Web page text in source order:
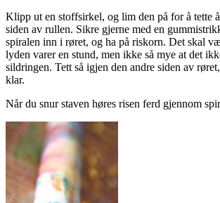
Klipp ut en stoffsirkel, og lim den på for å tette
siden av rullen. Sikre gjerne med en
spiralen inn i røret, og ha på riskorn. Det skal
lyden varer en stund, men ikke så mye at det
sildringen. Tett så igjen den andre siden av
klar.
Når du snur staven høres risen ferd gjennom